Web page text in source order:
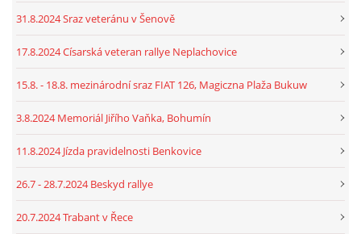
31.8.2024 Sraz veteránu v Šenově
17.8.2024 Císarská veteran rallye Neplachovice
15.8. - 18.8. mezinárodní sraz FIAT 126, Magiczna Plaža Bukuw
3.8.2024 Memoriál Jiřího Vaňka, Bohumín
11.8.2024 Jízda pravidelnosti Benkovice
26.7 - 28.7.2024 Beskyd rallye
20.7.2024 Trabant v Řece